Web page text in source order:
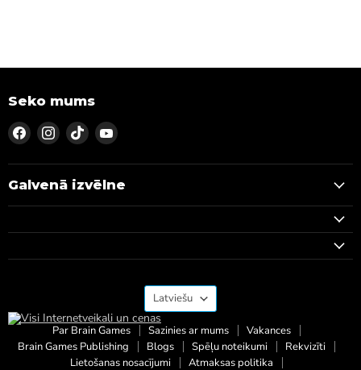
Seko mums
Atrodiet
mūs
Facebook
Atrodiet
mūs
Instagram
Atrodiet
mūs
TikTok
Atrodiet
YouTube
Galvenā izvēlne
Valoda
Latviešu
Par Brain Games Sazinies ar mums
Vakances
Brain Games Publishing
Blogs Spēļu noteikumi
Rekvizīti
Lietošanas nosacījumi
Atmaksas politika